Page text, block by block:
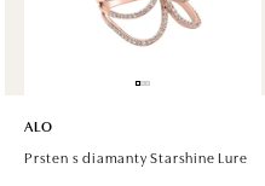
dnes otevřeno do 21:00
ALO diamonds
dnes otevřeno do 19:00
ALO
Prsten s diamanty Starshine Lure